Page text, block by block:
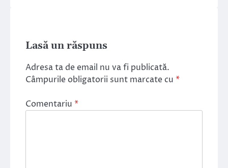
Lasă un răspuns
Adresa ta de email nu va fi publicată.
Câmpurile obligatorii sunt marcate cu *
Comentariu *